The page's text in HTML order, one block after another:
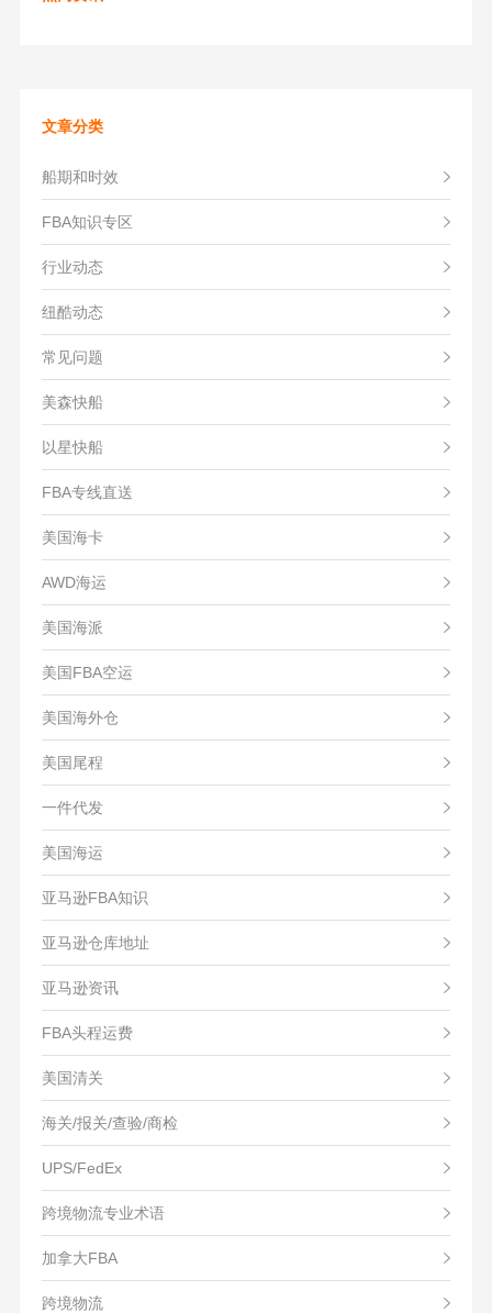
文章分类
船期和时效
FBA知识专区
行业动态
纽酷动态
常见问题
美森快船
以星快船
FBA专线直送
美国海卡
AWD海运
美国海派
美国FBA空运
美国海外仓
美国尾程
一件代发
美国海运
亚马逊FBA知识
亚马逊仓库地址
亚马逊资讯
FBA头程运费
美国清关
海关/报关/查验/商检
UPS/FedEx
跨境物流专业术语
加拿大FBA
跨境物流